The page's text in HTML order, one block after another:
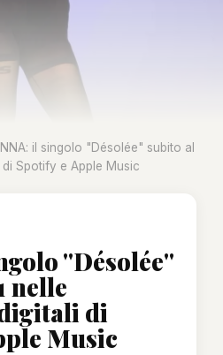
il singolo "Désolée" subito al
Spotify e Apple Music
"Désolée"
nelle
di
Music